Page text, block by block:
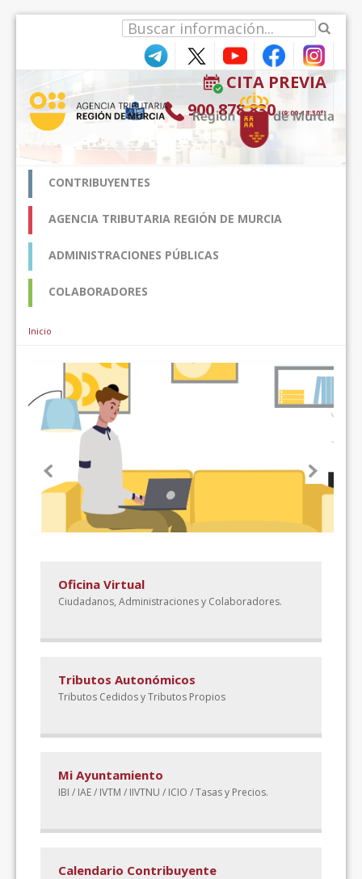
CITA PREVIA
900 878 830 (9:00-18:30*)
CONTRIBUYENTES
AGENCIA TRIBUTARIA REGIÓN DE MURCIA
ADMINISTRACIONES PÚBLICAS
COLABORADORES
Inicio
Oficina Virtual
Ciudadanos, Administraciones y Colaboradores.
Tributos Autonómicos
Tributos Cedidos y Tributos Propios
Mi Ayuntamiento
IBI / IAE / IVTM / IIVTNU / ICIO / Tasas y Precios.
Calendario Contribuyente